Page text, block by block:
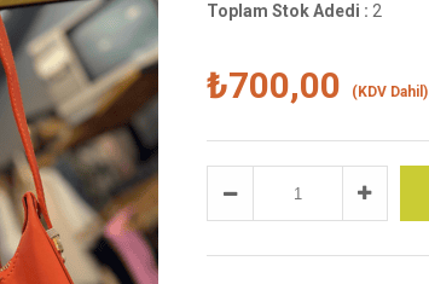
Toplam Stok Adedi : 2
₺700,00 (KDV Dahil)